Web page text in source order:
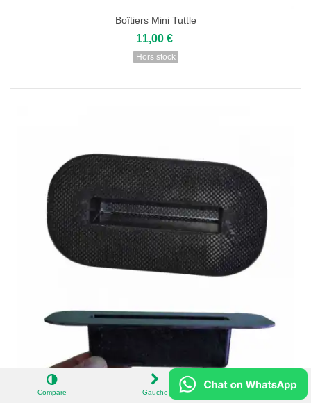
Boîtiers Mini Tuttle
11,00 €
Hors stock
Compare Gauche